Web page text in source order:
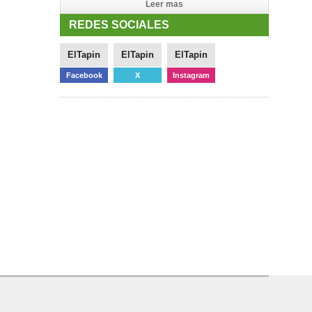
Leer mas
REDES SOCIALES
ElTapin
Facebook
ElTapin
X
ElTapin
Instagram